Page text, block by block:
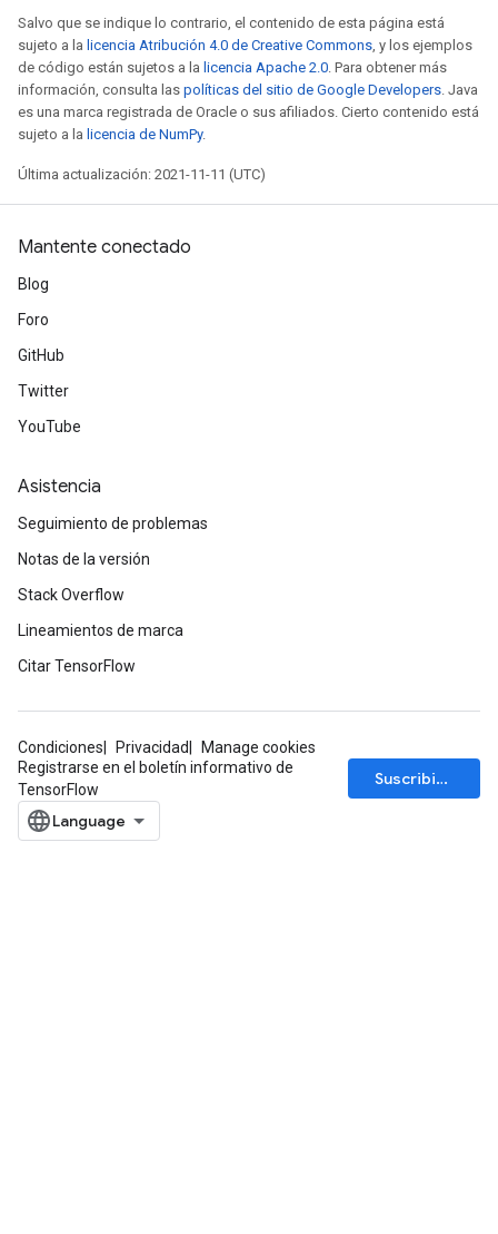
Salvo que se indique lo contrario, el contenido de esta página está
sujeto a la licencia Atribución 4.0 de Creative Commons, y los ejemplos
de código están sujetos a la licencia Apache 2.0. Para obtener más
información, consulta las políticas del sitio de Google Developers. Java
es una marca registrada de Oracle o sus afiliados. Cierto contenido está
sujeto a la licencia de NumPy.
Última actualización: 2021-11-11 (UTC)
Mantente conectado
Blog
Foro
GitHub
Twitter
YouTube
Asistencia
Seguimiento de problemas
Notas de la versión
Stack Overflow
Lineamientos de marca
Citar TensorFlow
Condiciones Privacidad
Manage cookies
Registrarse en el boletín informativo de
TensorFlow
Suscribirse